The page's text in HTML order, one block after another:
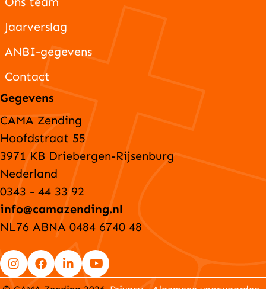
Jaarverslag
ANBI-gegevens
Contact
Gegevens
CAMA Zending
Hoofdstraat 55
3971 KB Driebergen-Rijsenburg
Nederland
0343 - 44 33 92
info@camazending.nl
NL76 ABNA 0484 6740 48
Go Go Go Go